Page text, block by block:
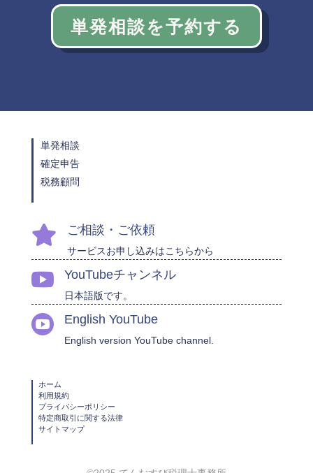
単発相談を予約する
単発相談
確定申告
税務顧問
 ご相談・ご依頼
サービスお申し込みはこちらから
 YouTubeチャンネル
日本語版です。
 English YouTube
English version YouTube channel.
ホーム
利用規約
プライバシーポリシー
特定商取引に関する法律
サイトマップ